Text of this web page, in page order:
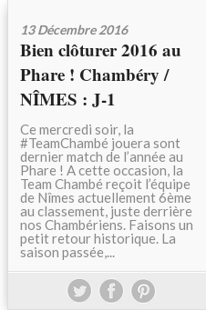
13 Décembre 2016
Bien clôturer 2016 au
Phare ! Chambéry /
NÎMES : J-1
Ce mercredi soir, la
#TeamChambé jouera sont
dernier match de l’année au
Phare ! A cette occasion, la
Team Chambé reçoit l’équipe
de Nîmes actuellement 6ème
au classement, juste derrière
nos Chambériens. Faisons un
petit retour historique. La
saison passée,...